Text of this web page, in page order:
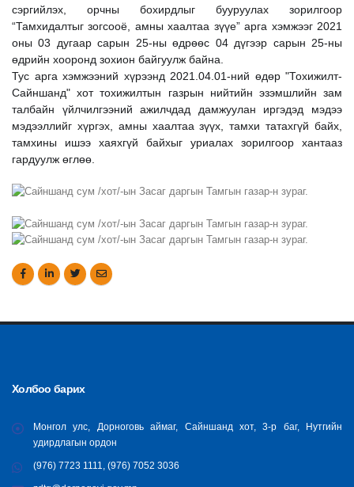
сэргийлэх, орчны бохирдлыг бууруулах зорилгоор
“Тамхидалтыг зогсооё, амны хаалтаа зүүе” арга хэмжээг 2021
оны 03 дугаар сарын 25-ны өдрөөс 04 дүгээр сарын 25-ны
өдрийн хооронд зохион байгуулж байна.
Тус арга хэмжээний хүрээнд 2021.04.01-ний өдөр "Тохижилт-
Сайншанд" хот тохижилтын газрын нийтийн эзэмшлийн зам
талбайн үйлчилгээний ажилчдад дамжуулан иргэдэд мэдээ
мэдээллийг хүргэх, амны хаалтаа зүүх, тамхи татахгүй байх,
тамхины ишээ хаяхгүй байхыг уриалах зорилгоор хантааз
гардуулж өглөө.
Холбоо барих
Монгол улс, Дорноговь аймаг, Сайншанд хот, 3-р баг, Нутгийн
удирдлагын ордон
(976) 7723 1111, (976) 7052 3036